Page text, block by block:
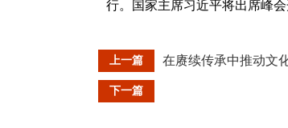
行。国家主席习近平将出席峰会
上一篇 在赓续传承中推动文
下一篇